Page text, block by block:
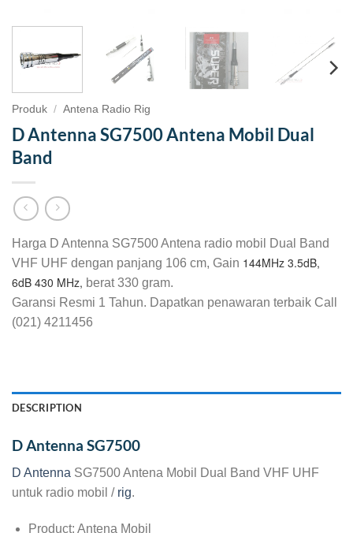
Produk / Antena Radio Rig
D Antenna SG7500 Antena Mobil Dual
Band
Harga D Antenna SG7500 Antena radio mobil Dual Band
VHF UHF dengan panjang 106 cm, Gain 144MHz 3.5dB,
6dB 430 MHz, berat 330 gram.
Garansi Resmi 1 Tahun. Dapatkan penawaran terbaik Call
(021) 4211456
DESCRIPTION
D Antenna SG7500
D Antenna SG7500 Antena Mobil Dual Band VHF UHF
untuk radio mobil / rig.
Product: Antena Mobil